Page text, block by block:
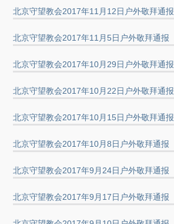
北京守望教会2017年11月12日户外敬拜通报
北京守望教会2017年11月5日户外敬拜通报
北京守望教会2017年10月29日户外敬拜通报
北京守望教会2017年10月22日户外敬拜通报
北京守望教会2017年10月15日户外敬拜通报
北京守望教会2017年10月8日户外敬拜通报
北京守望教会2017年9月24日户外敬拜通报
北京守望教会2017年9月17日户外敬拜通报